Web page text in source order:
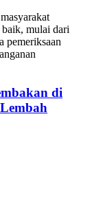
baik, mulai dari
pemeriksaan
di